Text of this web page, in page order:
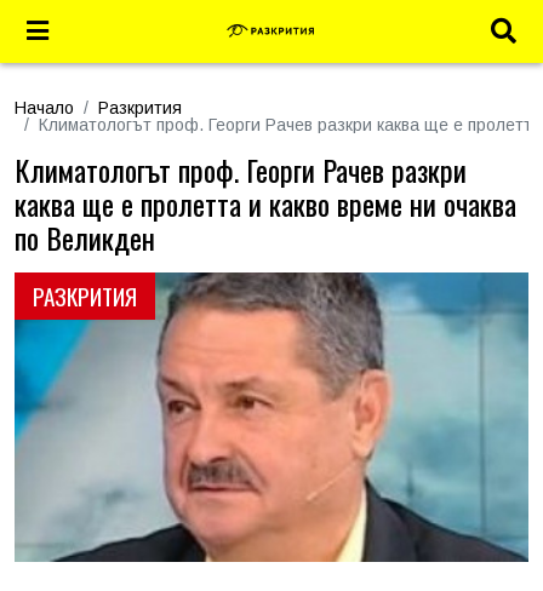
Начало
Разкрития
Климатологът проф. Георги Рачев разкри каква ще е
РАЗКРИТИЯ
Климатологът проф. Георги Рачев разкри
каква ще е пролетта и какво време ни очаква
по Великден